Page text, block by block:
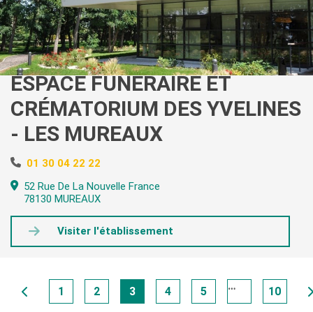
ESPACE FUNÉRAIRE ET
CRÉMATORIUM DES YVELINES
- LES MUREAUX
01 30 04 22 22
52 Rue De La Nouvelle France
78130 MUREAUX
Visiter l'établissement
1 2 3 4 5 … 10